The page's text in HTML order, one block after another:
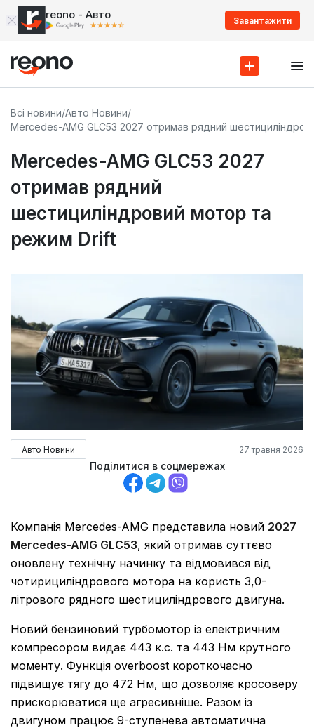
reono - Авто Завантажити
Всі новини/Авто Новини/
Mercedes-AMG GLC53 2027 отримав рядний
Mercedes-AMG GLC53 2027
отримав рядний
шестициліндровий мотор та
режим Drift
Авто Новини 27 травня 2026
Поділитися в соцмережах
Компанія Mercedes-AMG представила новий 2027
Mercedes-AMG GLC53, який отримав суттєво
оновлену технічну начинку та відмовився від
чотирициліндрового мотора на користь 3,0-
літрового рядного шестициліндрового двигуна.
Новий бензиновий турбомотор із електричним
компресором видає 443 к.с. та 443 Нм крутного
моменту. Функція overboost короткочасно
підвищує тягу до 472 Нм, що дозволяє кросоверу
прискорюватися ще агресивніше. Разом із
двигуном працює 9-ступенева автоматична